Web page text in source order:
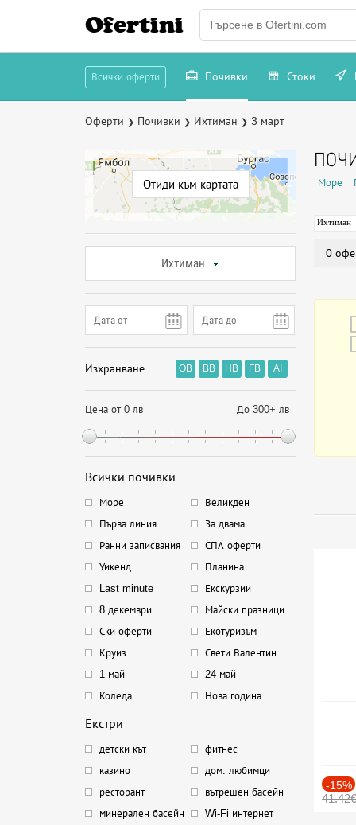
Ofertini
Всички оферти Почивки Стоки
Оферти ❯ Почивки ❯ Ихтиман ❯ 3 март
Отиди към картата
Ихтиман
Изхранване OB BB HB FB AI
Цена от 0 лв До 300+ лв
Всички почивки
Море
Великден
Първа линия
За двама
Ранни записвания
СПА оферти
Уикенд
Планина
Last minute
Екскурзии
8 декември
Майски празници
Ски оферти
Екотуризъм
Круиз
Свети Валентин
1 май
24 май
Коледа
Нова година
Екстри
детски кът
фитнес
казино
дом. любимци
ресторант
вътрешен басейн
минерален басейн
Wi-Fi интернет
Море
Ихтиман
0
-15%
41.42€